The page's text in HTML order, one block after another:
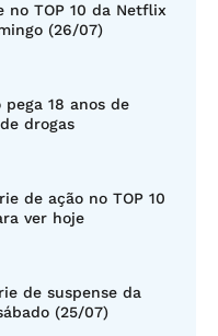
no TOP 10 da Netflix
(26/07)
18 anos de
drogas
de ação no TOP 10
ver hoje
de suspense da
(25/07)